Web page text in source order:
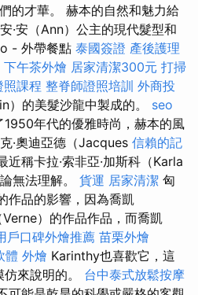
的才華。 赫本的自然和魅力給
·安（Ann）公主的現代髮型和
- 外帶餐點 泰國簽證 產後護理
下午茶外燴 居家清潔300元 打掃
照課程 整脊師證照培訓 外商投
）的美髮沙龍中製成的。 seo
1950年代的優雅時尚，赫本的風
·奧迪亞德（Jacques 信賴的記
近稱卡拉·索非亞·加斯科（Karla
無法理解。 貨運 居家清潔 匈
作品的影響，因為喬凱
Verne）的作品作品，而喬凱
戶口碑外燴推薦 苗栗外燴
體 外燴 Karinthy也喜歡它，這
來說明的。 台中泰式放鬆按摩